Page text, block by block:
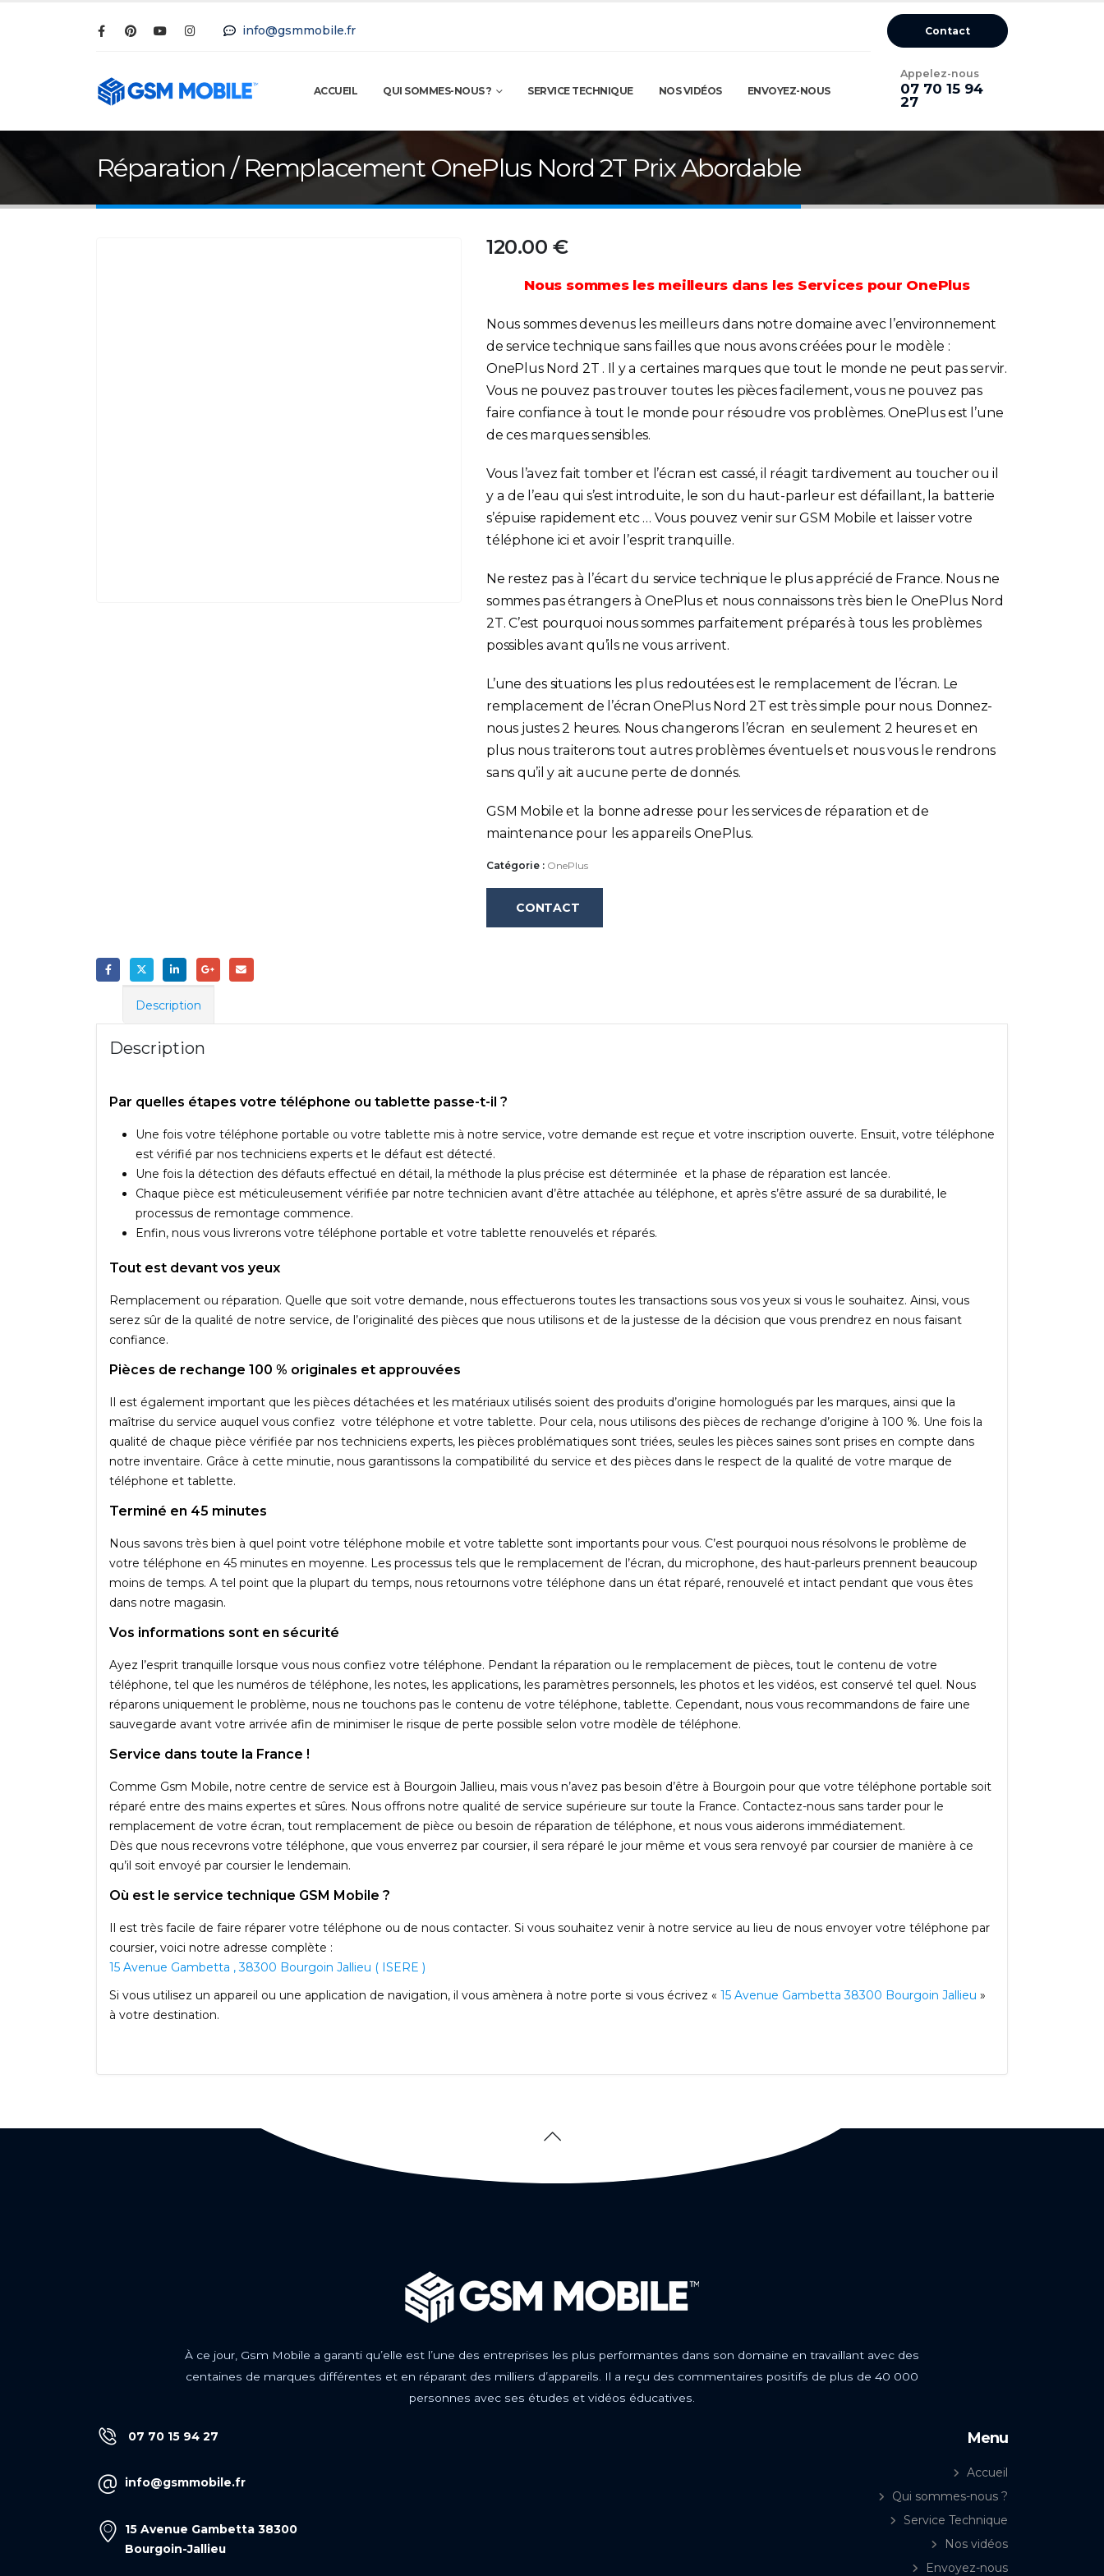
info@gsmmobile.fr Contact
ACCUEIL QUI SOMMES-NOUS ? SERVICE TECHNIQUE NOS VIDÉOS ENVOYEZ-NOUS
Appelez-nous
07 70 15 94
27
Réparation / Remplacement OnePlus Nord 2T Prix Abordable
120.00 €
Nous sommes les meilleurs dans les Services pour OnePlus
Nous sommes devenus les meilleurs dans notre domaine avec l’environnement
de service technique sans failles que nous avons créées pour le modèle :
OnePlus Nord 2T . Il y a certaines marques que tout le monde ne peut pas servir.
Vous ne pouvez pas trouver toutes les pièces facilement, vous ne pouvez pas
faire confiance à tout le monde pour résoudre vos problèmes. OnePlus est l’une
de ces marques sensibles.
Vous l’avez fait tomber et l’écran est cassé, il réagit tardivement au toucher ou il
y a de l’eau qui s’est introduite, le son du haut-parleur est défaillant, la batterie
s’épuise rapidement etc … Vous pouvez venir sur GSM Mobile et laisser votre
téléphone ici et avoir l’esprit tranquille.
Ne restez pas à l’écart du service technique le plus apprécié de France. Nous ne
sommes pas étrangers à OnePlus et nous connaissons très bien le OnePlus Nord
2T. C’est pourquoi nous sommes parfaitement préparés à tous les problèmes
possibles avant qu’ils ne vous arrivent.
L’une des situations les plus redoutées est le remplacement de l’écran. Le
remplacement de l’écran OnePlus Nord 2T est très simple pour nous. Donnez-
nous justes 2 heures. Nous changerons l’écran en seulement 2 heures et en
plus nous traiterons tout autres problèmes éventuels et nous vous le rendrons
sans qu’il y ait aucune perte de donnés.
GSM Mobile et la bonne adresse pour les services de réparation et de
maintenance pour les appareils OnePlus.
Catégorie : OnePlus
CONTACT
Description
Description
Par quelles étapes votre téléphone ou tablette passe-t-il ?
Une fois votre téléphone portable ou votre tablette mis à notre service, votre demande est reçue et votre inscription ouverte. Ensuit, votre téléphone
est vérifié par nos techniciens experts et le défaut est détecté.
Une fois la détection des défauts effectué en détail, la méthode la plus précise est déterminée et la phase de réparation est lancée.
Chaque pièce est méticuleusement vérifiée par notre technicien avant d’être attachée au téléphone, et après s’être assuré de sa durabilité, le
processus de remontage commence.
Enfin, nous vous livrerons votre téléphone portable et votre tablette renouvelés et réparés.
Tout est devant vos yeux
Remplacement ou réparation. Quelle que soit votre demande, nous effectuerons toutes les transactions sous vos yeux si vous le souhaitez. Ainsi, vous
serez sûr de la qualité de notre service, de l’originalité des pièces que nous utilisons et de la justesse de la décision que vous prendrez en nous faisant
confiance.
Pièces de rechange 100 % originales et approuvées
Il est également important que les pièces détachées et les matériaux utilisés soient des produits d’origine homologués par les marques, ainsi que la
maîtrise du service auquel vous confiez votre téléphone et votre tablette. Pour cela, nous utilisons des pièces de rechange d’origine à 100 %. Une fois la
qualité de chaque pièce vérifiée par nos techniciens experts, les pièces problématiques sont triées, seules les pièces saines sont prises en compte dans
notre inventaire. Grâce à cette minutie, nous garantissons la compatibilité du service et des pièces dans le respect de la qualité de votre marque de
téléphone et tablette.
Terminé en 45 minutes
Nous savons très bien à quel point votre téléphone mobile et votre tablette sont importants pour vous. C’est pourquoi nous résolvons le problème de
votre téléphone en 45 minutes en moyenne. Les processus tels que le remplacement de l’écran, du microphone, des haut-parleurs prennent beaucoup
moins de temps. A tel point que la plupart du temps, nous retournons votre téléphone dans un état réparé, renouvelé et intact pendant que vous êtes
dans notre magasin.
Vos informations sont en sécurité
Ayez l’esprit tranquille lorsque vous nous confiez votre téléphone. Pendant la réparation ou le remplacement de pièces, tout le contenu de votre
téléphone, tel que les numéros de téléphone, les notes, les applications, les paramètres personnels, les photos et les vidéos, est conservé tel quel. Nous
réparons uniquement le problème, nous ne touchons pas le contenu de votre téléphone, tablette. Cependant, nous vous recommandons de faire une
sauvegarde avant votre arrivée afin de minimiser le risque de perte possible selon votre modèle de téléphone.
Service dans toute la France !
Comme Gsm Mobile, notre centre de service est à Bourgoin Jallieu, mais vous n’avez pas besoin d’être à Bourgoin pour que votre téléphone portable soit
réparé entre des mains expertes et sûres. Nous offrons notre qualité de service supérieure sur toute la France. Contactez-nous sans tarder pour le
remplacement de votre écran, tout remplacement de pièce ou besoin de réparation de téléphone, et nous vous aiderons immédiatement.
Dès que nous recevrons votre téléphone, que vous enverrez par coursier, il sera réparé le jour même et vous sera renvoyé par coursier de manière à ce
qu’il soit envoyé par coursier le lendemain.
Où est le service technique GSM Mobile ?
Il est très facile de faire réparer votre téléphone ou de nous contacter. Si vous souhaitez venir à notre service au lieu de nous envoyer votre téléphone par
coursier, voici notre adresse complète :
15 Avenue Gambetta , 38300 Bourgoin Jallieu ( ISERE )
Si vous utilisez un appareil ou une application de navigation, il vous amènera à notre porte si vous écrivez « 15 Avenue Gambetta 38300 Bourgoin Jallieu »
à votre destination.
À ce jour, Gsm Mobile a garanti qu’elle est l’une des entreprises les plus performantes dans son domaine en travaillant avec des
centaines de marques différentes et en réparant des milliers d’appareils. Il a reçu des commentaires positifs de plus de 40 000
personnes avec ses études et vidéos éducatives.
07 70 15 94 27
info@gsmmobile.fr
15 Avenue Gambetta 38300
Bourgoin-Jallieu
Menu
Accueil
Qui sommes-nous ?
Service Technique
Nos vidéos
Envoyez-nous